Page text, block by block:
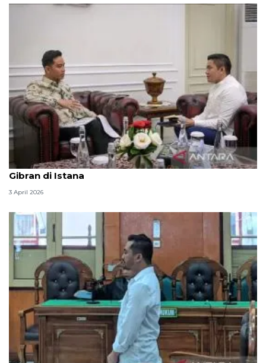
Seskab Teddy silaturahmi Idul Fitri ke Wapres
Gibran di Istana
3 April 2026